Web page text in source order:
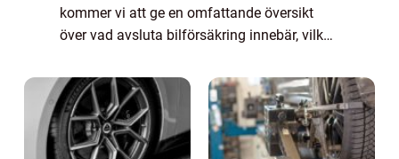
kommer vi att ge en omfattande översikt
över vad avsluta bilförsäkring innebär, vilka
analysera de kvantitativa mätnin...